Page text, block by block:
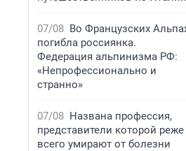
07/08 Во Французских
погибла россиянка.
Федерация альпинизма РФ:
«Непрофессионально и
странно»
07/08 Названа профессия,
представители которой реже
всего умирают от болезни